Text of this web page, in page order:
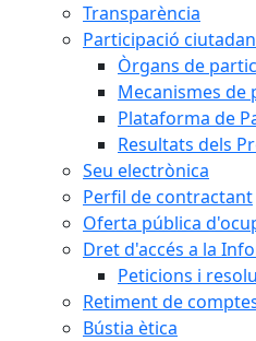
Transparència
Participació
Òrgans de
Mecanismes de
Plataforma de
Resultats dels
Seu electrònica
Perfil de contractant
Oferta pública
Dret d'accés a la
Peticions i
Retiment de
Bústia ètica